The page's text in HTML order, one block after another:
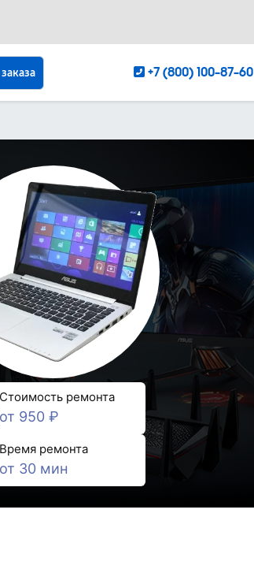
+7 (800) 100-87-60
Стоимость ремонта
950 ₽
ремонта
30 мин